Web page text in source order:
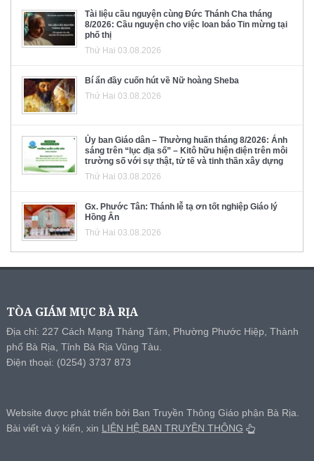
Tài liệu cầu nguyện cùng Đức Thánh Cha tháng
8/2026: Cầu nguyện cho việc loan báo Tin mừng tại
phố thị
Thứ Hai 03.08.2026
Bí ẩn đầy cuốn hút về Nữ hoàng Sheba
Thứ Hai 03.08.2026
Ủy ban Giáo dân – Thường huấn tháng 8/2026: Ánh
sáng trên “lục địa số” – Kitô hữu hiện diện trên môi
trường số với sự thật, tử tế và tinh thần xây dựng
Thứ Hai 03.08.2026
Gx. Phước Tân: Thánh lễ tạ ơn tốt nghiệp Giáo lý
Hồng Ân
Thứ Hai 03.08.2026
TÒA GIÁM MỤC BÀ RỊA
Địa chỉ: 227 Cách Mạng Tháng Tám, Phường Phước Hiệp, Thành
phố Bà Rịa, Tỉnh Bà Rịa Vũng Tàu.
Điện thoại: (0254) 3737 873
Website được phát triển bởi Ban Truyền Thông Giáo phận Bà Rịa.
Bài viết và ý kiến, xin LIÊN HỆ BAN TRUYỀN THÔNG